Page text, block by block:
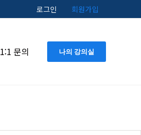
로그인 회원가입
1:1 문의 나의 강의실